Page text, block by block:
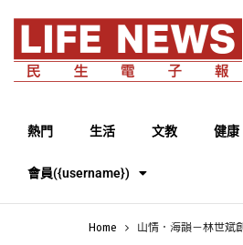
熱門 生活 文教 健康
會員({username})
Home 山情．海韻－林世斌